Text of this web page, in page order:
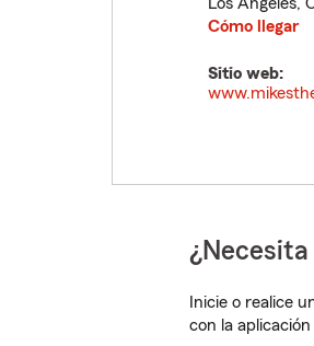
Cómo llegar
Sitio web:
Inicie o realice
con la